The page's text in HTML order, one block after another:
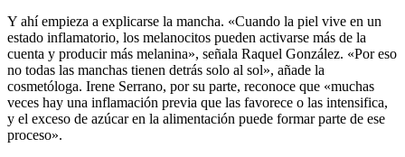
Y ahí empieza a explicarse la mancha. «Cuando la piel vive en un
estado inflamatorio, los melanocitos pueden activarse más de la
cuenta y producir más melanina», señala Raquel González. «Por eso
no todas las manchas tienen detrás solo al sol», añade la
cosmetóloga. Irene Serrano, por su parte, reconoce que «muchas
veces hay una inflamación previa que las favorece o las intensifica,
y el exceso de azúcar en la alimentación puede formar parte de ese
proceso».